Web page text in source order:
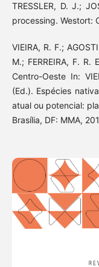
TRESSLER, D. J.;
processing. Westort:
VIEIRA, R. F.;
M.; FERREIRA, F.
Centro-Oeste In:
(Ed.). Espécies
atual ou potencial:
Brasília, DF: MMA,